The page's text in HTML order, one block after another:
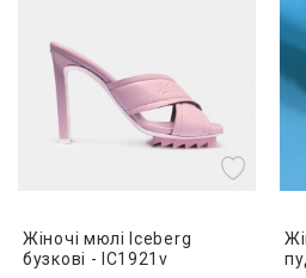
Жіночі мюлі Iceberg
бузкові - IC1921v